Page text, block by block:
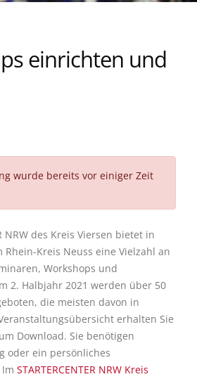
einrichten und
wurde bereits vor einiger Zeit
NRW des Kreis Viersen bietet in
Kreis Neuss eine Vielzahl an
Workshops und
2. Halbjahr 2021 werden über 50
die meisten davon in
erhalten Sie
Download. Sie benötigen
oder ein persönliches
STARTERCENTER NRW Kreis